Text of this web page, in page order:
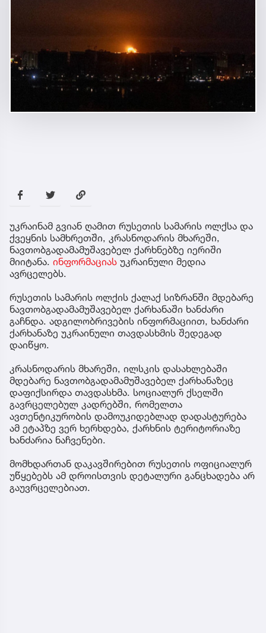
უკრაინამ გვიან ღამით რუსეთის სამარის ოლქსა და
ქვეყნის სამხრეთში, კრასნოდარის მხარეში,
ნავთობგადამამუშავებელ ქარხნებზე იერიში
მიიტანა. ინფორმაციას უკრაინული მედია
ავრცელებს.
რუსეთის სამარის ოლქის ქალაქ სიზრანში მდებარე
ნავთობგადამამუშავებელ ქარხანაში ხანძარი
გაჩნდა. ადგილობრივების ინფორმაციით, ხანძარი
ქარხანაზე უკრაინული თავდასხმის შედეგად
დაიწყო.
კრასნოდარის მხარეში, ილსკის დასახლებაში
მდებარე ნავთობგადამამუშავებელ ქარხანაზეც
დაფიქსირდა თავდასხმა. სოციალურ ქსელში
გავრცელებულ კადრებში, რომელთა
ავთენტიკურობის დამოუკიდებლად დადასტურება
ამ ეტაპზე ვერ ხერხდება, ქარხნის ტერიტორიაზე
ხანძარია ნაჩვენები.
მომხდართან დაკავშირებით რუსეთის ოფიციალურ
უწყებებს ამ დროისთვის დეტალური განცხადება არ
გაუვრცელებიათ.